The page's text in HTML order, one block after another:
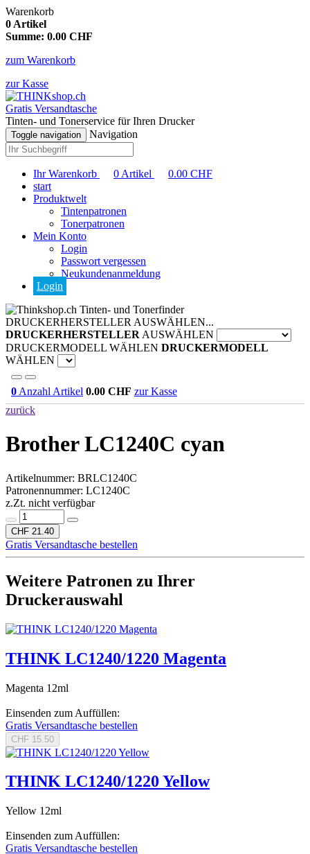
Warenkorb
0 Artikel
Summe: 0.00 CHF
zum Warenkorb
zur Kasse
Gratis Versandtasche
Tinten- und Tonerservice für Ihren Drucker
Toggle navigation Navigation
Ihr Warenkorb 0 Artikel 0.00 CHF
start
Produktwelt
Tintenpatronen
Tonerpatronen
Mein Konto
Login
Passwort vergessen
Neukundenanmeldung
Login
Tinten- und Tonerfinder
DRUCKERHERSTELLER AUSWÄHLEN...
DRUCKERHERSTELLER AUSWÄHLEN
DRUCKERMODELL WÄHLEN DRUCKERMODELL
WÄHLEN
0 Anzahl Artikel 0.00 CHF zur Kasse
zurück
Brother LC1240C cyan
Artikelnummer: BRLC1240C
Patronennummer: LC1240C
z.Zt. nicht verfügbar
CHF 21.40
Gratis Versandtasche bestellen
Weitere Patronen zu Ihrer
Druckerauswahl
THINK LC1240/1220 Magenta
Magenta 12ml
Einsenden zum Auffüllen:
Gratis Versandtasche bestellen
CHF 15.50
THINK LC1240/1220 Yellow
Yellow 12ml
Einsenden zum Auffüllen:
Gratis Versandtasche bestellen